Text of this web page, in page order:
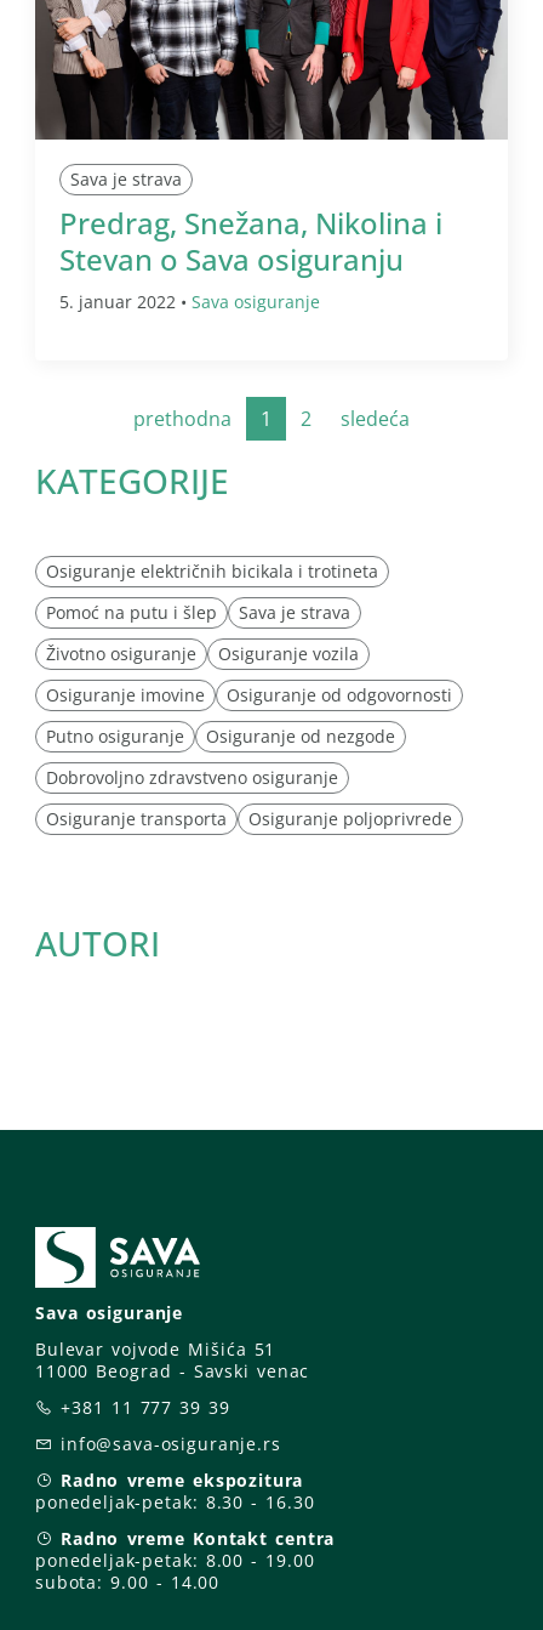
Sava je strava
Predrag, Snežana, Nikolina i
Stevan o Sava osiguranju
5. januar 2022 • Sava osiguranje
prethodna 1 2 sledeća
KATEGORIJE
Osiguranje električnih bicikala i trotineta
Pomoć na putu i šlep
Sava je strava
Životno osiguranje
Osiguranje vozila
Osiguranje imovine
Osiguranje od odgovornosti
Putno osiguranje
Osiguranje od nezgode
Dobrovoljno zdravstveno osiguranje
Osiguranje transporta
Osiguranje poljoprivrede
AUTORI
Sava osiguranje
Bulevar vojvode Mišića 51
11000 Beograd - Savski venac
+381 11 777 39 39
info@sava-osiguranje.rs
Radno vreme ekspozitura
ponedeljak-petak: 8.30 - 16.30
Radno vreme Kontakt centra
ponedeljak-petak: 8.00 - 19.00
subota: 9.00 - 14.00